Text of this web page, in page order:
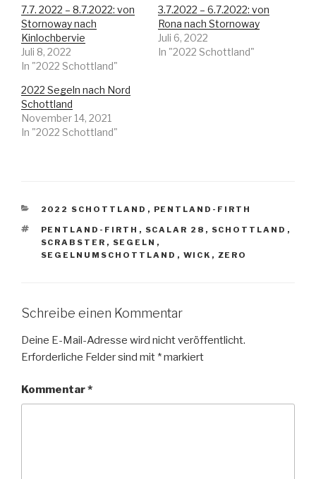
7.7. 2022 – 8.7.2022: von
Stornoway nach
Kinlochbervie
Juli 8, 2022
In "2022 Schottland"
3.7.2022 – 6.7.2022: von
Rona nach Stornoway
Juli 6, 2022
In "2022 Schottland"
2022 Segeln nach Nord
Schottland
November 14, 2021
In "2022 Schottland"
KATEGORIEN
2022 SCHOTTLAND , PENTLAND-FIRTH
SCHLAGWÖRTER
PENTLAND-FIRTH , SCALAR 28 , SCHOTTLAND ,
SCRABSTER , SEGELN ,
SEGELNUMSCHOTTLAND , WICK , ZERO
Schreibe einen Kommentar
Deine E-Mail-Adresse wird nicht veröffentlicht.
Erforderliche Felder sind mit *markiert
Kommentar*